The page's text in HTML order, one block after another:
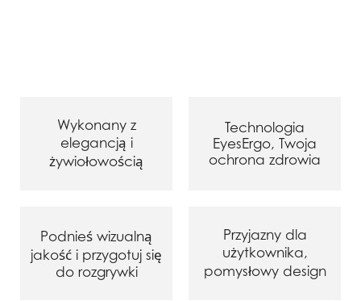
Wykonany z
elegancją i
żywiołowością
Technologia
EyesErgo, Twoja
ochrona zdrowia
Podnieś wizualną
jakość i przygotuj się
do rozgrywki
Przyjazny dla
użytkownika,
pomysłowy design